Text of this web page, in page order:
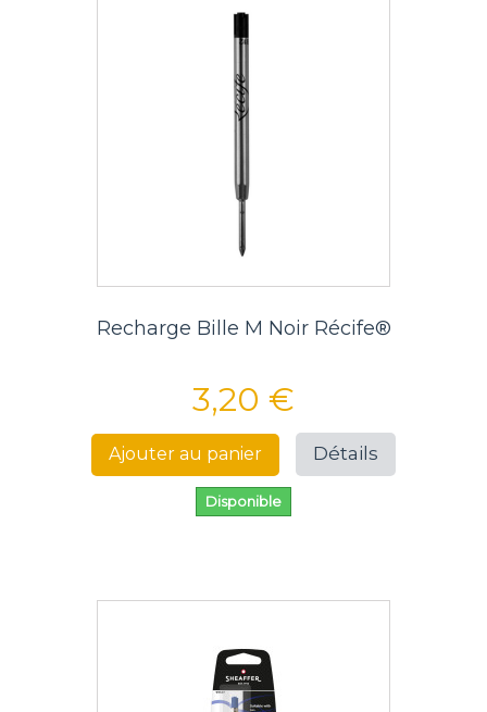
Recharge Bille M Noir Récife®
3,20 €
Ajouter au panier Détails
Disponible